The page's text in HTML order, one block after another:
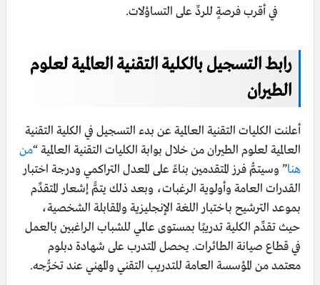
في أقرب فرصةٍ للردِّ على التساؤلات.
رابط التسجيل بالكلية التقنية العالمية لعلوم
الطيران
أعلنت الكليات التقنية العالمية عن بدء التسجيل في الكلية التقنية
العالمية لعلوم الطيران من خلال بوابة الكليات التقنية العالمية “من
هنا” وسيتمُّ فرز المتقدمين بناءً على المعدل التراكمي ودرجة اختبار
القدرات العامة وأولوية الرغبات، وبعد ذلك يتمًّ إشعار المتقدِّم
بموعد الترشيح باختبار اللغة الإنجليزية والمقابلة الشخصية،
حيث تقدِّم الكلية تدريبًا بمستوى عالمي للشباب الراغبين بالعمل
في قطاع صيانة الطائرات. يحصل المتدرب على شهادة دبلوم
معتمد من المؤسسة العامة للتدريب التقني والمهني عند تخرُّجه.